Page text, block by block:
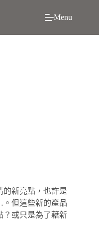
Menu
的新亮點，也許是
但這些新的產品
？或只是為了藉新